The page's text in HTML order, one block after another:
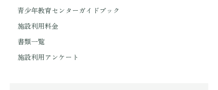
青少年教育センターガイドブック
施設利用料金
書類一覧
施設利用アンケート